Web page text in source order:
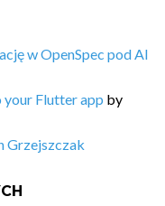
w OpenSpec pod AI
your Flutter app by
Grzejszczak